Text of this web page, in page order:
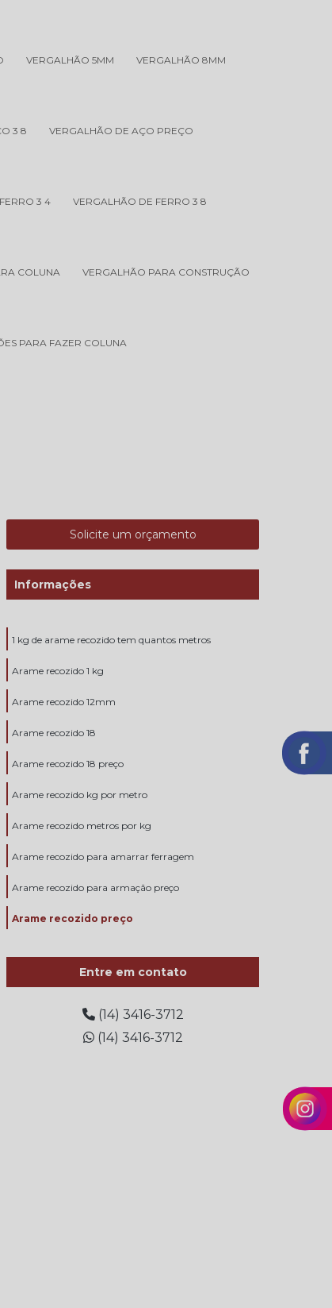
VERGALHÃO 5MM VERGALHÃO 8MM
3 8 VERGALHÃO DE AÇO PREÇO
3 4 VERGALHÃO DE FERRO 3 8
COLUNA VERGALHÃO PARA CONSTRUÇÃO
PARA FAZER COLUNA
Solicite um orçamento
Informações
1 kg de arame recozido tem quantos metros
Arame recozido 1 kg
Arame recozido 12mm
Arame recozido 18
Arame recozido 18 preço
Arame recozido kg por metro
Arame recozido metros por kg
Arame recozido para amarrar ferragem
Arame recozido para armação preço
Arame recozido preço
Barra de vergalhão
Barra de vergalhão 1 4
Entre em contato
(14) 3416-3712
(14) 3416-3712